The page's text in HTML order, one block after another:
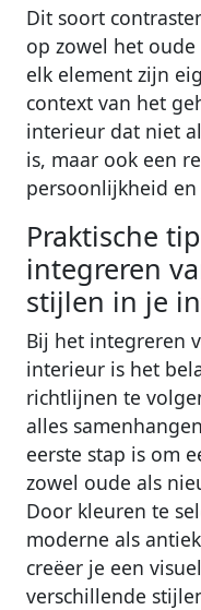
Dit soort
op zowel het
elk element zijn
context van het
interieur dat niet
is, maar ook een
persoonlijkheid en
Praktische
integreren
stijlen in je
Bij het integreren
interieur is het
richtlijnen te
alles
eerste stap is om
zowel oude als
Door kleuren te
moderne als
creëer je een
verschillende